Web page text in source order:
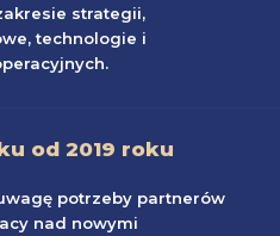
strategii,
technologie i
od 2019 roku
potrzeby partnerów
nad nowymi